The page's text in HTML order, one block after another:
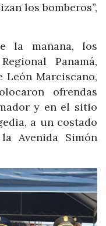
los bomberos”,
la mañana, los
Panamá,
León Marciscano,
ofrendas
y en el sitio
a un costado
Avenida Simón